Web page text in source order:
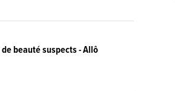
beauté suspects - Allô